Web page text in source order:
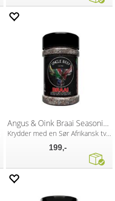
Angus & Oink Braai Seasoning 220g
Krydder med en Sør Afrikansk tvist
199,-